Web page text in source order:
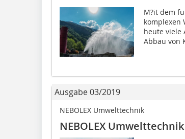
M?it dem
komplexen
heute viele
Abbau von
Ausgabe 03/2019
NEBOLEX Umwelttechnik
NEBOLEX Umwelttechnik